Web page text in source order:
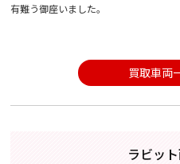
有難う御座いました。
買取車両
ラビッ